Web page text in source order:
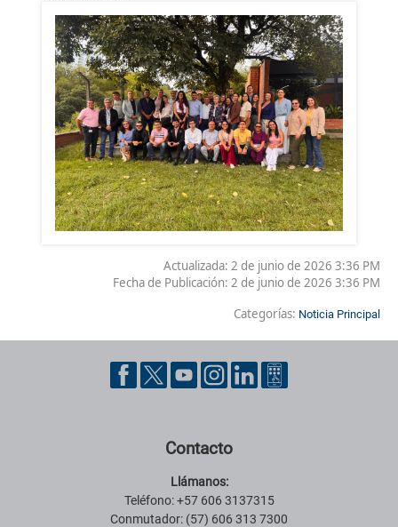
Actualizada: 2 de junio de 2026 3:36 PM
Fecha de Publicación: 2 de junio de 2026 3:36 PM
Categorías: Noticia Principal
Pie de página con información de contacto, redes sociales y datos
Contacto
Llámanos:
Teléfono: +57 606 3137315
Conmutador: (57) 606 313 7300